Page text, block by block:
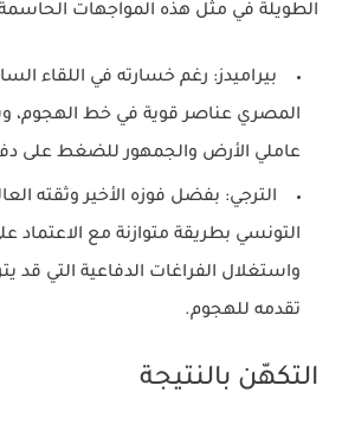
الطويلة في مثل هذه المواجهات
بيراميدز: رغم خسارته في اللقاء
المصري عناصر قوية في خط الهجوم،
عاملي الأرض والجمهور للضغط على
الترجي: بفضل فوزه الأخير وثقته
التونسي بطريقة متوازنة مع الاعتماد
واستغلال الفراغات الدفاعية التي قد
تقدمه للهجوم.
التكهّن بالنتيجة